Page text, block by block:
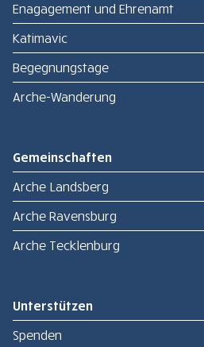
Enagagement und Ehrenamt
Katimavic
Begegnungstage
Arche-Wanderung
Gemeinschaften
Arche Landsberg
Arche Ravensburg
Arche Tecklenburg
Unterstützen
Spenden